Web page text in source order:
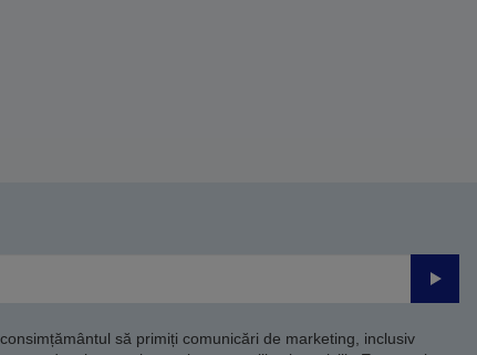
să primiți comunicări de marketing, inclusiv